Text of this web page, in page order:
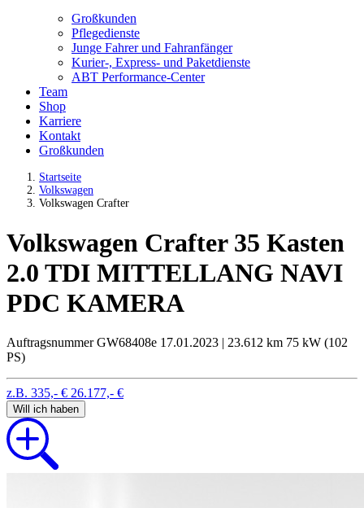
Großkunden
Pflegedienste
Junge Fahrer und Fahranfänger
Kurier-, Express- und Paketdienste
ABT Performance-Center
Team
Shop
Karriere
Kontakt
Großkunden
Startseite
Volkswagen
Volkswagen Crafter
Volkswagen Crafter 35 Kasten
2.0 TDI MITTELLANG NAVI
PDC KAMERA
Auftragsnummer GW68408e 17.01.2023 | 23.612 km 75 kW (102
PS)
z.B. 335,- € 26.177,- €
Will ich haben